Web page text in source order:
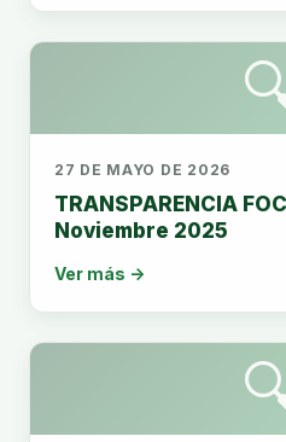
27 DE MAYO DE 2026
TRANSPARENCIA
Noviembre 2025
Ver más →